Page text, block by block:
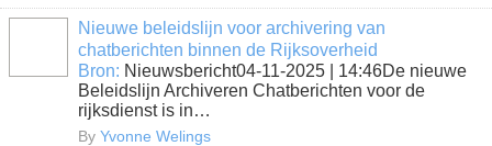
Nieuwe beleidslijn voor archivering van
chatberichten binnen de Rijksoverheid
Bron: Nieuwsbericht04-11-2025 | 14:46De nieuwe
Beleidslijn Archiveren Chatberichten voor de
rijksdienst is in…
By Yvonne Welings